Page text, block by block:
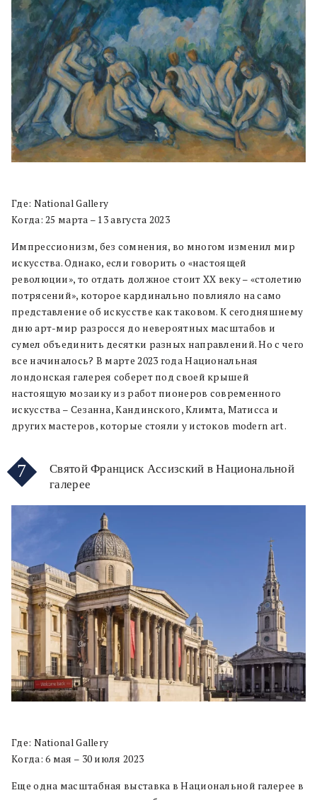
Где: National Gallery
Когда: 25 марта – 13 августа 2023
Импрессионизм, без сомнения, во многом изменил мир
искусства. Однако, если говорить о «настоящей
революции», то отдать должное стоит XX веку – «столетию
потрясений», которое кардинально повлияло на само
представление об искусстве как таковом. К сегодняшнему
дню арт-мир разросся до невероятных масштабов и
сумел объединить десятки разных направлений. Но с чего
все начиналось? В марте 2023 года Национальная
лондонская галерея соберет под своей крышей
настоящую мозаику из работ пионеров современного
искусства – Сезанна, Кандинского, Климта, Матисса и
других мастеров, которые стояли у истоков modern art.
7
Святой Франциск Ассизский в Национальной
галерее
Где: National Gallery
Когда: 6 мая – 30 июля 2023
Еще одна масштабная выставка в Национальной галерее в